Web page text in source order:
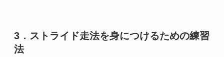
3．ストライド走法を身につけるための練習
法